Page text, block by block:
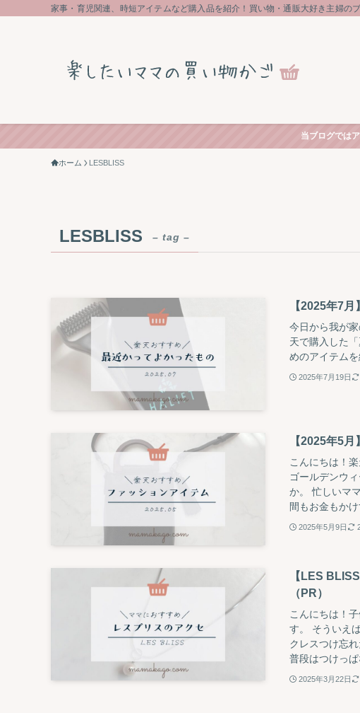
家事・育児関連、時短アイテムなど購入品を紹介！買い物・通販大好き主婦の
当ブログでは
ホーム LESBLISS
LESBLISS – tag –
【2025年7
今日から我が
天で購入した
めのアイテムを
2025年7月19日
【2025年5
こんにちは！
ゴールデンウ
か。 忙しいマ
間もお金もかけ
2025年5月9日
【LES
（PR）
こんにちは！
す。 そういえ
クレスつけ忘
普段はつけっぱ
2025年3月22日